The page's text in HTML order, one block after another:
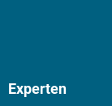
Experten